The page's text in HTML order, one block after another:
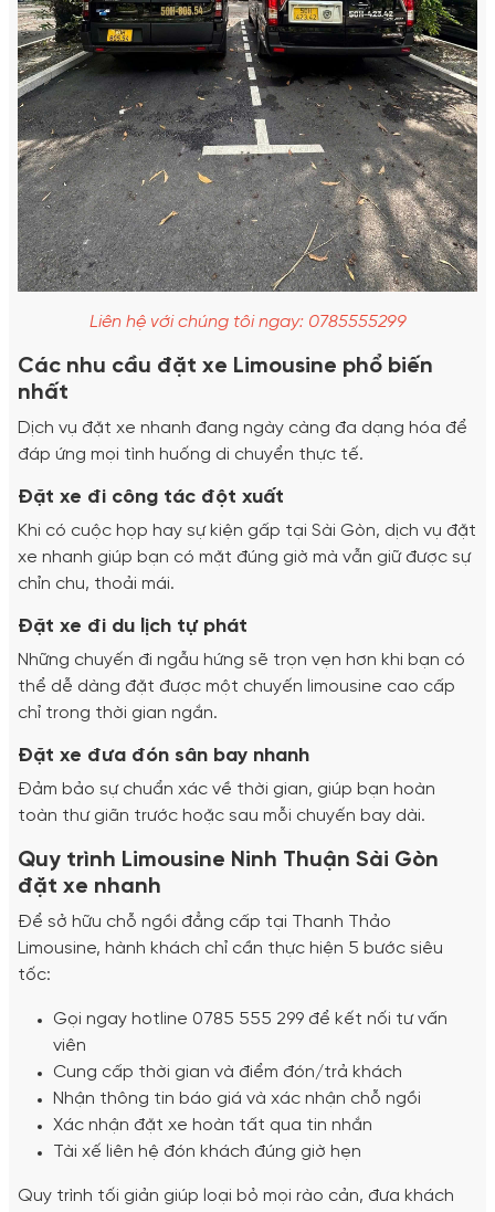
Liên hệ với chúng tôi ngay: 0785555299
Các nhu cầu đặt xe Limousine phổ biến
nhất
Dịch vụ đặt xe nhanh đang ngày càng đa dạng hóa để
đáp ứng mọi tình huống di chuyển thực tế.
Đặt xe đi công tác đột xuất
Khi có cuộc họp hay sự kiện gấp tại Sài Gòn, dịch vụ đặt
xe nhanh giúp bạn có mặt đúng giờ mà vẫn giữ được sự
chỉn chu, thoải mái.
Đặt xe đi du lịch tự phát
Những chuyến đi ngẫu hứng sẽ trọn vẹn hơn khi bạn có
thể dễ dàng đặt được một chuyến limousine cao cấp
chỉ trong thời gian ngắn.
Đặt xe đưa đón sân bay nhanh
Đảm bảo sự chuẩn xác về thời gian, giúp bạn hoàn
toàn thư giãn trước hoặc sau mỗi chuyến bay dài.
Quy trình Limousine Ninh Thuận Sài Gòn
đặt xe nhanh
Để sở hữu chỗ ngồi đẳng cấp tại Thanh Thảo
Limousine, hành khách chỉ cần thực hiện 5 bước siêu
tốc:
Gọi ngay hotline 0785 555 299 để kết nối tư vấn
viên
Cung cấp thời gian và điểm đón/trả khách
Nhận thông tin báo giá và xác nhận chỗ ngồi
Xác nhận đặt xe hoàn tất qua tin nhắn
Tài xế liên hệ đón khách đúng giờ hẹn
Quy trình tối giản giúp loại bỏ mọi rào cản, đưa khách